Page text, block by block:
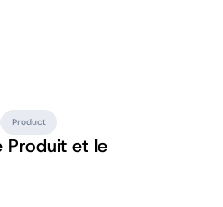
Product
Produit et le